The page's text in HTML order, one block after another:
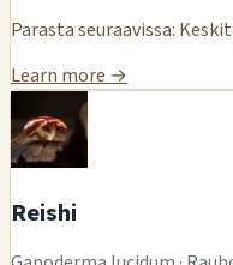
Parasta seuraavissa:
Learn more →
Reishi